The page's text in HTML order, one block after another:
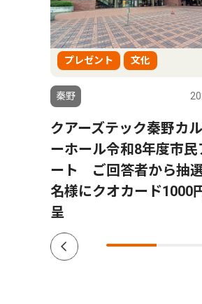
プレゼント 文化
秦野
クアーズテック秦野カ
ーホール令和8年度市民
ート ご回答者から抽
名様にクオカード1000
呈